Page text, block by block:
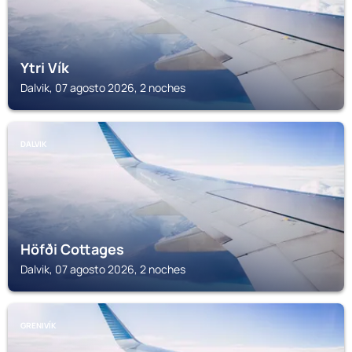
Ytri Vík
Dalvik, 07 agosto 2026, 2 noches
DALVIK
Höfði Cottages
Dalvik, 07 agosto 2026, 2 noches
GRENIVÍK